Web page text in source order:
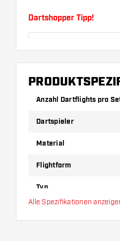
Dartshopper Tipp!
Probieren Sie eine
Dicke der Flights aus,
Anzahl Dartflights pro
Dartspieler
Material
Flightform
Typ
Alle Spezifikationen